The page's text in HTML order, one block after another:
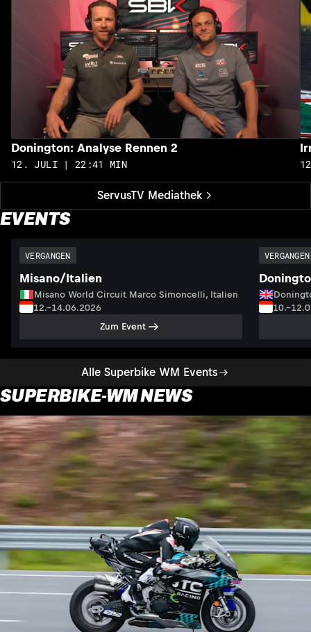
ServusTV Mediathek
Donington: Analyse Rennen 2
12. JULI | 22:41 MIN
EVENTS
Alle Superbike WM Events
VERGANGEN
Misano/Italien
Misano World Circuit Marco Simoncelli, Italien
12.–14.06.2026
Zum Event
VERGANGEN
SUPERBIKE-WM NEWS